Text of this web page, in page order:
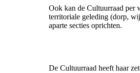
Ook kan de Cultuurraad per
territoriale geleding (dorp,
aparte secties oprichten.
De Cultuurraad heeft haar